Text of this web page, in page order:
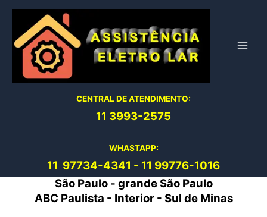
conteúdo
CENTRAL DE ATENDIMENTO:
11 3993-2575
WHASTAPP:
11 97734-4341 - 11 99776-1016
São Paulo - grande São Paulo
ABC Paulista - Interior - Sul de Minas